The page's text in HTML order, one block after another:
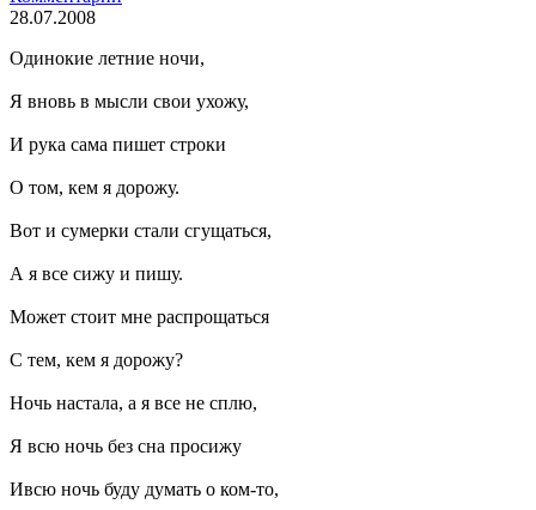
28.07.2008
Одинокие летние ночи,
Я вновь в мысли свои ухожу,
И рука сама пишет строки
О том, кем я дорожу.
Вот и сумерки стали сгущаться,
А я все сижу и пишу.
Может стоит мне распрощаться
С тем, кем я дорожу?
Ночь настала, а я все не сплю,
Я всю ночь без сна просижу
Ивсю ночь буду думать о ком-то,